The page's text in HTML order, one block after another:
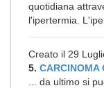
quotidiana
l'ipertermia.
Creato il 29
5. CARCINOMA
... da ultimo si